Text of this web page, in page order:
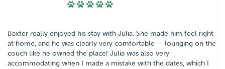
Baxter really enjoyed his stay with Julia. She made him feel right
at home, and he was clearly very comfortable — lounging on the
couch like he owned the place! Julia was also very
accommodating when I made a mistake with the dates, which I